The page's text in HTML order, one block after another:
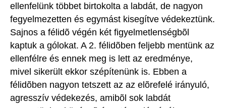
ellenfelünk többet birtokolta a labdát, de nagyon
fegyelmezetten és egymást kisegítve védekeztünk.
Sajnos a félidõ végén két figyelmetlenségbõl
kaptuk a gólokat. A 2. félidõben feljebb mentünk az
ellenfélre és ennek meg is lett az eredménye,
mivel sikerült ekkor szépítenünk is. Ebben a
félidõben nagyon tetszett az az elõrefelé irányuló,
agresszív védekezés, amibõl sok labdát